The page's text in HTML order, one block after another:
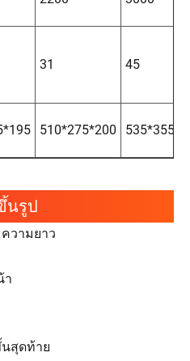
31 45
510*275*200
นรูป
วามยาว
า
สุดท้าย